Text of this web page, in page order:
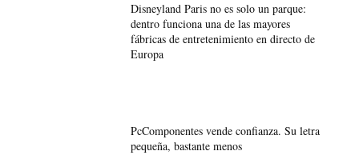
Disneyland Paris no es solo un parque:
dentro funciona una de las mayores
fábricas de entretenimiento en directo de
Europa
PcComponentes vende confianza. Su letra
pequeña, bastante menos